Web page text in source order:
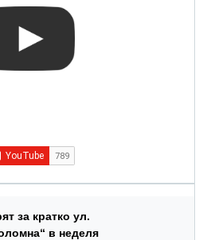
за кратко ул.
в неделя